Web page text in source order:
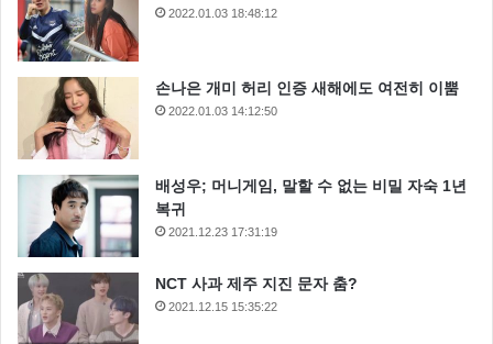
2022.01.03 18:48:12
손나은 개미 허리 인증 새해에도 여전히 이뿜
2022.01.03 14:12:50
배성우; 머니게임, 말할 수 없는 비밀 자숙 1년
복귀
2021.12.23 17:31:19
NCT 사과 제주 지진 문자 춤?
2021.12.15 15:35:22